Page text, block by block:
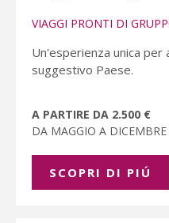
VIAGGI PRONTI DI
Un'esperienza unica per
suggestivo Paese.
A PARTIRE DA 2.500 €
DA MAGGIO A
SCOPRI DI PIÚ